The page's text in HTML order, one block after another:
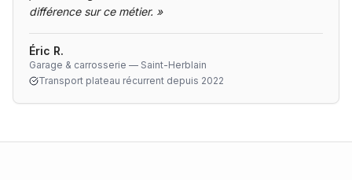
différence sur ce métier. »
Éric R.
Garage & carrosserie — Saint-Herblain
Transport plateau récurrent depuis 2022